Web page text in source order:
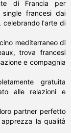
di Francia per
single francesi dai
celebrando l'arte di
mediterraneo di
trova francesi
e compagnia
gratuita
alle relazioni e
partner perfetto
la qualità